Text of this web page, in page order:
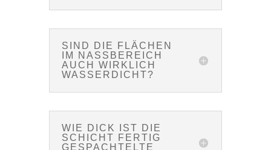
SIND DIE FLÄCHEN
IM NASSBEREICH
AUCH WIRKLICH
WASSERDICHT?
WIE DICK IST DIE
SCHICHT FERTIG
GESPACHTELTE